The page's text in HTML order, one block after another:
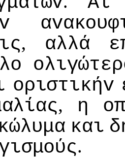
, αλλά
oριστικήv
, η
κώλυμα και
.